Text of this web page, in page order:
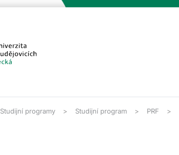
Studijní programy Studijní program PRF